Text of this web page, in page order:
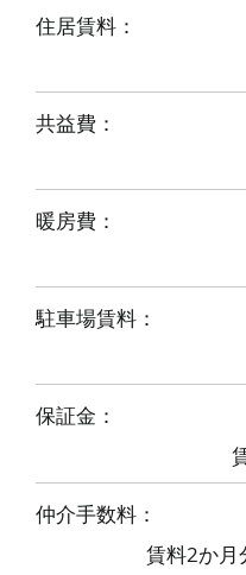
住居賃料：
​共益費：
​暖房費：
​駐車場賃料：
​保証金：
​仲介手数料：
賃料2か月